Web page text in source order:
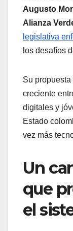
Augusto
Alianza
legislativa
los desafíos
Su
creciente
digitales y
Estado
vez más
Un
que
el